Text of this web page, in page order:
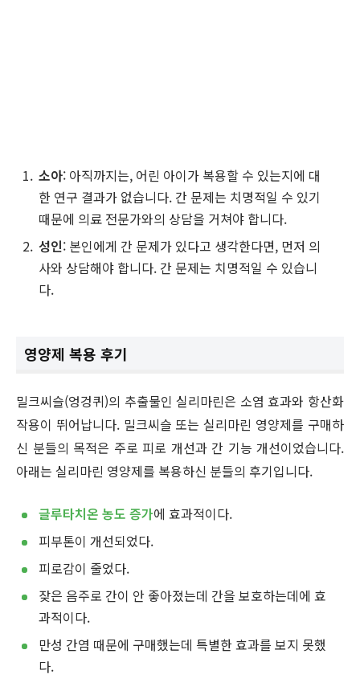
소아: 아직까지는, 어린 아이가 복용할 수 있는지에 대
한 연구 결과가 없습니다. 간 문제는 치명적일 수 있기
때문에 의료 전문가와의 상담을 거쳐야 합니다.
성인: 본인에게 간 문제가 있다고 생각한다면, 먼저 의
사와 상담해야 합니다. 간 문제는 치명적일 수 있습니
다.
영양제 복용 후기
밀크씨슬(엉겅퀴)의 추출물인 실리마린은 소염 효과와 항산화
작용이 뛰어납니다. 밀크씨슬 또는 실리마린 영양제를 구매하
신 분들의 목적은 주로 피로 개선과 간 기능 개선이었습니다.
아래는 실리마린 영양제를 복용하신 분들의 후기입니다.
글루타치온 농도 증가에 효과적이다.
피부톤이 개선되었다.
피로감이 줄었다.
잦은 음주로 간이 안 좋아졌는데 간을 보호하는데에 효
과적이다.
만성 간염 때문에 구매했는데 특별한 효과를 보지 못했
다.